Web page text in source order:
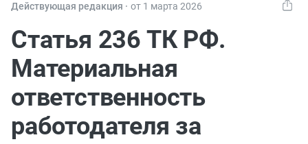
Действующая редакция ⸱ от 1 марта 2026
Статья 236 ТК РФ.
Материальная
ответственность
работодателя за